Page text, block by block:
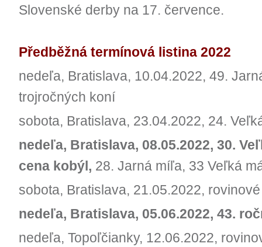
Slovenské derby na 17. července.
Předběžná termínová listina 2022
nedeľa, Bratislava, 10.04.2022, 49.
trojročných koní
sobota, Bratislava, 23.04.2022, 24.
nedeľa, Bratislava, 08.05.2022, 30.
cena kobýl, 28. Jarná míľa, 33 Veľká
sobota, Bratislava, 21.05.2022,
nedeľa, Bratislava, 05.06.2022, 43.
nedeľa, Topoľčianky, 12.06.2022,